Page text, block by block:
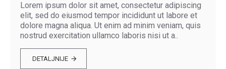
Lorem ipsum dolor sit amet, consectetur adipiscing
elit, sed do eiusmod tempor incididunt ut labore et
dolore magna aliqua. Ut enim ad minim veniam, quis
nostrud exercitation ullamco laboris nisi ut a..
DETALJNIJE